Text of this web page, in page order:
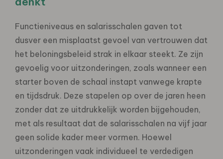
Functieniveaus en salarisschalen gaven tot
dusver een misplaatst gevoel van vertrouwen dat
het beloningsbeleid strak in elkaar steekt. Ze zijn
gevoelig voor uitzonderingen, zoals wanneer een
starter boven de schaal instapt vanwege krapte
en tijdsdruk. Deze stapelen op over de jaren heen
zonder dat ze uitdrukkelijk worden bijgehouden,
met als resultaat dat de salarisschalen na vijf jaar
geen solide kader meer vormen. Hoewel
uitzonderingen vaak individueel te verdedigen